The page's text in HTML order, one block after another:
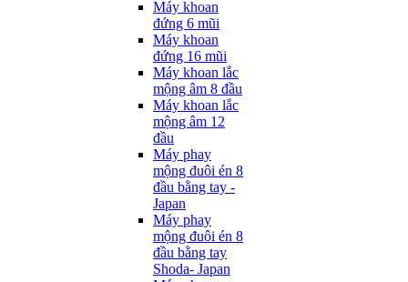
Máy khoan
đứng 6 mũi
Máy khoan
đứng 16 mũi
Máy khoan lắc
mộng âm 8 đầu
Máy khoan lắc
mộng âm 12
đầu
Máy phay
mộng đuôi én 8
đầu bằng tay -
Japan
Máy phay
mộng đuôi én 8
đầu bằng tay
Shoda- Japan